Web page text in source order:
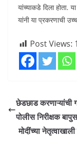
यांच्याकडे दिला होता.
यांनी या प्रकरणाची
Post Views:
छेडछाड करणाऱ्यांची गय
पोलीस निरीक्षक
मोदींच्या